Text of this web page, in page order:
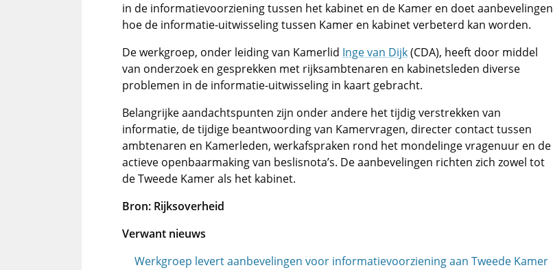
in de informatievoorziening tussen het kabinet en de Kamer en doet aanbevelingen
hoe de informatie-uitwisseling tussen Kamer en kabinet verbeterd kan worden.
De werkgroep, onder leiding van Kamerlid Inge van Dijk(CDA), heeft door middel
van onderzoek en gesprekken met rijksambtenaren en kabinetsleden diverse
problemen in de informatie-uitwisseling in kaart gebracht.
Belangrijke aandachtspunten zijn onder andere het tijdig verstrekken van
informatie, de tijdige beantwoording van Kamervragen, directer contact tussen
ambtenaren en Kamerleden, werkafspraken rond het mondelinge vragenuur en de
actieve openbaarmaking van beslisnota’s. De aanbevelingen richten zich zowel tot
de Tweede Kamer als het kabinet.
Bron: Rijksoverheid
Verwant nieuws
Werkgroep levert aanbevelingen voor informatievoorziening aan Tweede Kamer